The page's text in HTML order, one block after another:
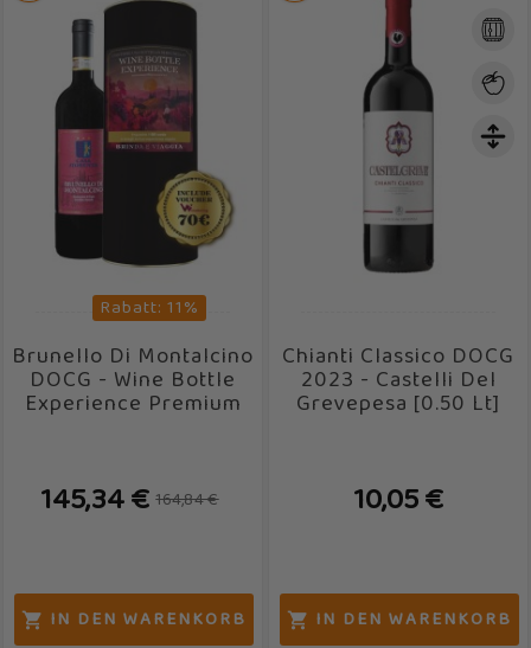
Brunello Di Montalcino
DOCG - Wine Bottle
Experience Premium
145,34 € 164,84 €
Rabatt: 11%
 IN DEN WARENKORB
Chianti Classico DOCG
2023 - Castelli Del
Grevepesa [0.50 Lt]
10,05 €
 IN DEN WARENKORB